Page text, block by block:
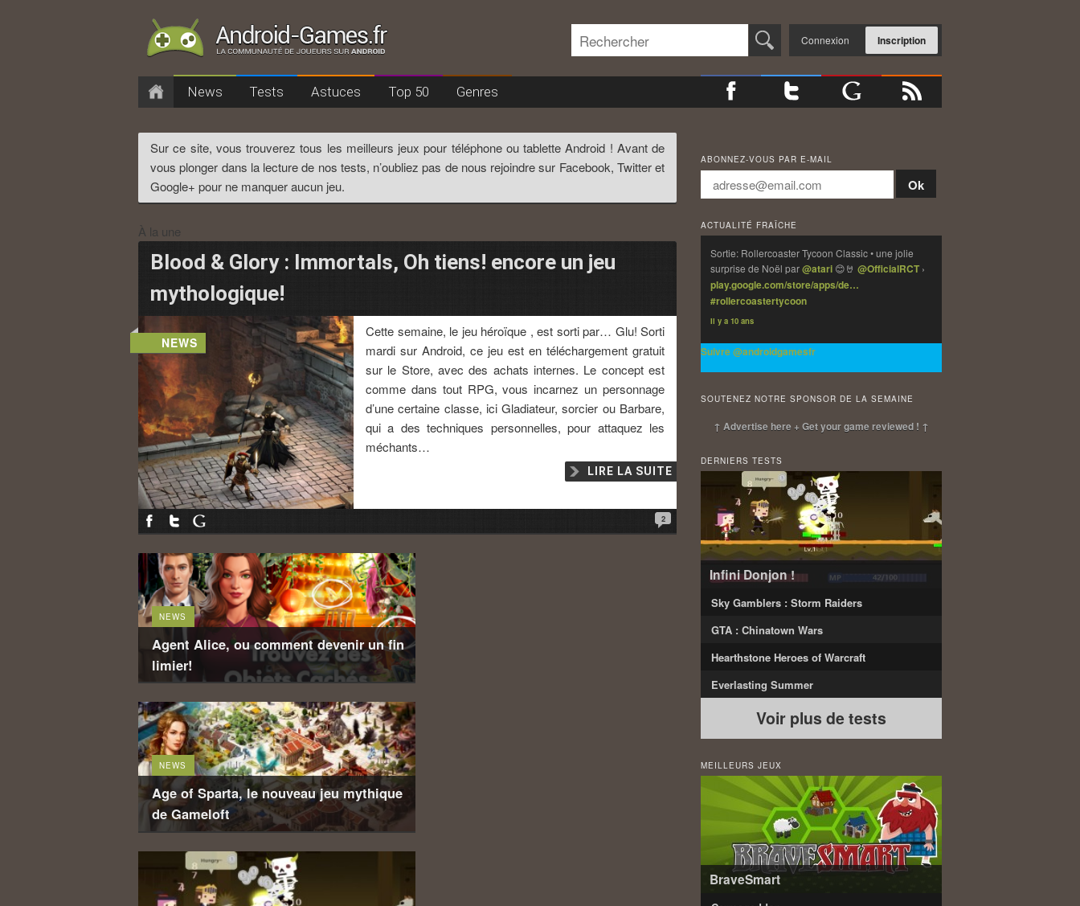
Connexion Inscription
Rechercher
Menu principalAller au contenu principal
Aller au contenu secondaire
News Tests Astuces Top 50 Genres
Sur ce site, vous trouverez tous les meilleurs jeux pour téléphone ou tablette Android ! Avant de
vous plonger dans la lecture de nos tests, n’oubliez pas de nous rejoindre sur Facebook, Twitter et
Google+ pour ne manquer aucun jeu.
À la une
Blood & Glory : Immortals, Oh tiens! encore un jeu
mythologique!
NEWS
Cette semaine, le jeu héroïque , est sorti par… Glu! Sorti
mardi sur Android, ce jeu est en téléchargement gratuit
sur le Store, avec des achats internes. Le concept est
comme dans tout RPG, vous incarnez un personnage
d’une certaine classe, ici Gladiateur, sorcier ou Barbare,
qui a des techniques personnelles, pour attaquez les
méchants…
LIRE LA SUITE
2
NEWS
Agent Alice, ou comment devenir un fin
limier!
NEWS
Age of Sparta, le nouveau jeu mythique
de Gameloft
ABONNEZ-VOUS PAR E-MAIL
ACTUALITÉ FRAÎCHE
Sortie: Rollercoaster Tycoon Classic • une jolie
surprise de Noël par@atari 😊🤘 @OfficialRCT ›
play.google.com/store/apps/de…
#rollercoastertycoon
Il y a 10 ans
Suivre @androidgamesfr
SOUTENEZ NOTRE SPONSOR DE LA SEMAINE
↑ Advertise here + Get your game reviewed ! ↑
DERNIERS TESTS
Infini Donjon !
Sky Gamblers : Storm Raiders
GTA : Chinatown Wars
Hearthstone Heroes of Warcraft
Everlasting Summer
Voir plus de tests
MEILLEURS JEUX
BraveSmart